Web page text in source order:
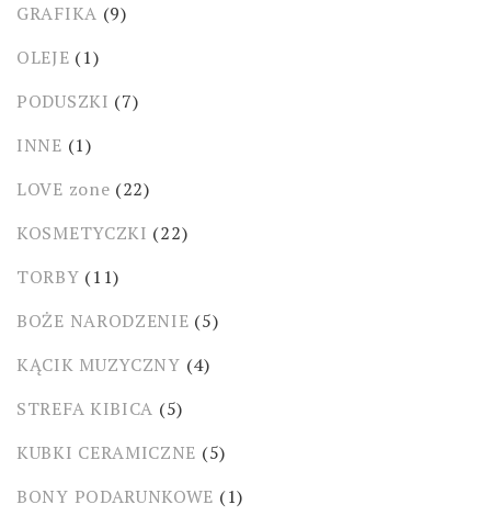
GRAFIKA (9)
OLEJE (1)
PODUSZKI (7)
INNE (1)
LOVE zone (22)
KOSMETYCZKI (22)
TORBY (11)
BOŻE NARODZENIE (5)
KĄCIK MUZYCZNY (4)
STREFA KIBICA (5)
KUBKI CERAMICZNE (5)
BONY PODARUNKOWE (1)